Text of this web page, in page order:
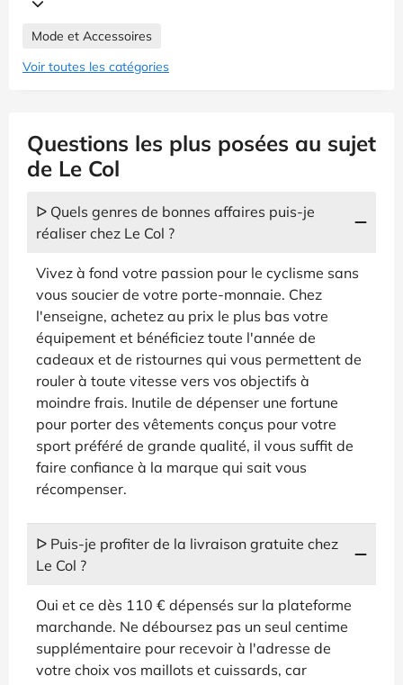
Mode et Accessoires
Voir toutes les catégories
Questions les plus posées au sujet
de Le Col
ᐅ Quels genres de bonnes affaires puis-je
réaliser chez Le Col ?
Vivez à fond votre passion pour le cyclisme sans
vous soucier de votre porte-monnaie. Chez
l'enseigne, achetez au prix le plus bas votre
équipement et bénéficiez toute l'année de
cadeaux et de ristournes qui vous permettent de
rouler à toute vitesse vers vos objectifs à
moindre frais. Inutile de dépenser une fortune
pour porter des vêtements conçus pour votre
sport préféré de grande qualité, il vous suffit de
faire confiance à la marque qui sait vous
récompenser.
ᐅ Puis-je profiter de la livraison gratuite chez
Le Col ?
Oui et ce dès 110 € dépensés sur la plateforme
marchande. Ne déboursez pas un seul centime
supplémentaire pour recevoir à l'adresse de
votre choix vos maillots et cuissards, car